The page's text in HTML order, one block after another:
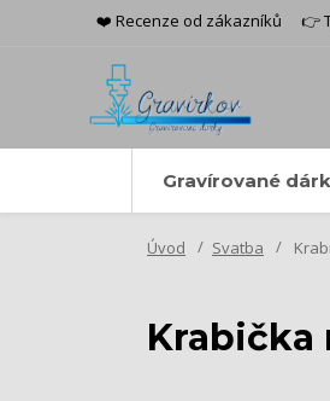
❤️ Recenze od zákazníků 👉
Gravírované
Úvod Svatba
Krabička